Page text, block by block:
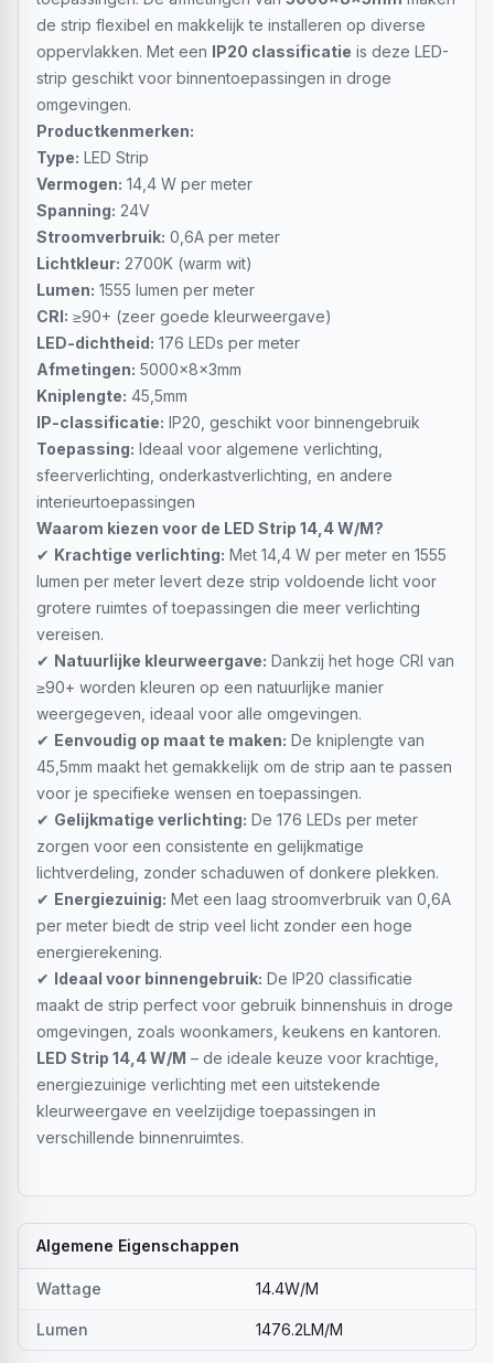
de strip flexibel en makkelijk te installeren op diverse
oppervlakken. Met een IP20 classificatie is deze LED-
strip geschikt voor binnentoepassingen in droge
omgevingen.
Productkenmerken:
Type: LED Strip
Vermogen: 14,4 W per meter
Spanning: 24V
Stroomverbruik: 0,6A per meter
Lichtkleur: 2700K (warm wit)
Lumen: 1555 lumen per meter
CRI: ≥90+ (zeer goede kleurweergave)
LED-dichtheid: 176 LEDs per meter
Afmetingen: 5000x8x3mm
Kniplengte: 45,5mm
IP-classificatie: IP20, geschikt voor binnengebruik
Toepassing: Ideaal voor algemene verlichting,
sfeerverlichting, onderkastverlichting, en andere
interieurtoepassingen
Waarom kiezen voor de LED Strip 14,4 W/M?
✔ Krachtige verlichting: Met 14,4 W per meter en 1555
lumen per meter levert deze strip voldoende licht voor
grotere ruimtes of toepassingen die meer verlichting
vereisen.
✔ Natuurlijke kleurweergave: Dankzij het hoge CRI van
≥90+ worden kleuren op een natuurlijke manier
weergegeven, ideaal voor alle omgevingen.
✔ Eenvoudig op maat te maken: De kniplengte van
45,5mm maakt het gemakkelijk om de strip aan te passen
voor je specifieke wensen en toepassingen.
✔ Gelijkmatige verlichting: De 176 LEDs per meter
zorgen voor een consistente en gelijkmatige
lichtverdeling, zonder schaduwen of donkere plekken.
✔ Energiezuinig: Met een laag stroomverbruik van 0,6A
per meter biedt de strip veel licht zonder een hoge
energierekening.
✔ Ideaal voor binnengebruik: De IP20 classificatie
maakt de strip perfect voor gebruik binnenshuis in droge
omgevingen, zoals woonkamers, keukens en kantoren.
LED Strip 14,4 W/M – de ideale keuze voor krachtige,
energiezuinige verlichting met een uitstekende
kleurweergave en veelzijdige toepassingen in
verschillende binnenruimtes.
Algemene Eigenschappen
Wattage 14.4W/M
Lumen 1476.2LM/M